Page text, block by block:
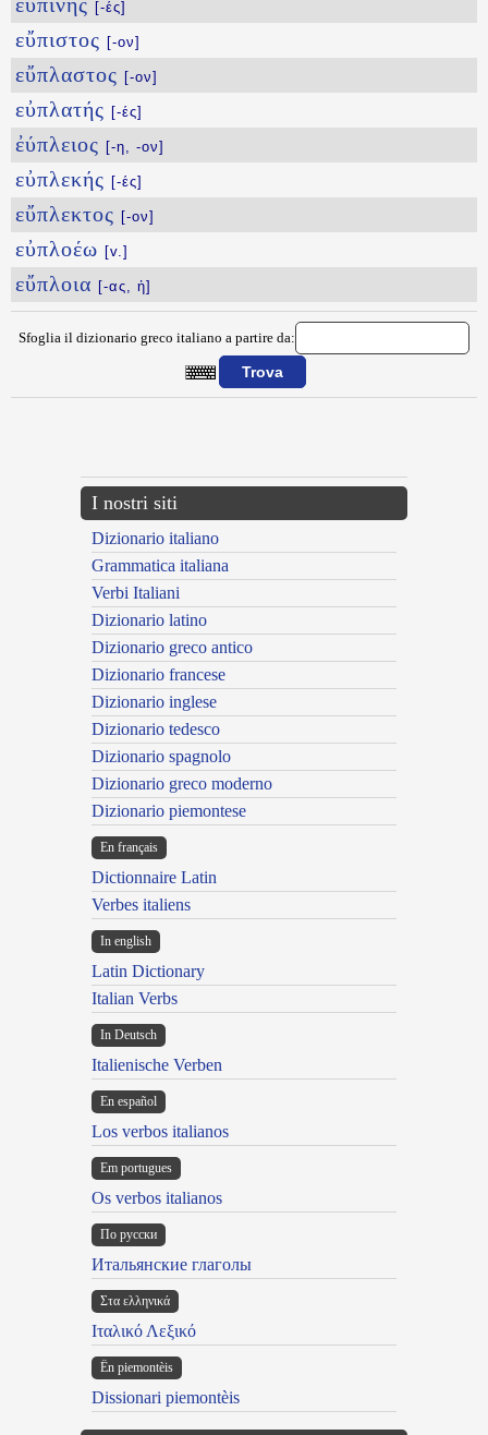
[-ές]
εὔπιστος [-ον]
εὔπλαστος [-ον]
εὐπλατής [-ές]
ἐύπλειος [-η, -ον]
εὐπλεκής [-ές]
εὔπλεκτος [-ον]
εὐπλοέω [v.]
εὔπλοια [-ας, ἡ]
Sfoglia il dizionario greco italiano a partire da:
I nostri siti
Dizionario italiano
Grammatica italiana
Verbi Italiani
Dizionario latino
Dizionario greco antico
Dizionario francese
Dizionario inglese
Dizionario tedesco
Dizionario spagnolo
Dizionario greco moderno
Dizionario piemontese
En français
Dictionnaire Latin
Verbes italiens
In english
Latin Dictionary
Italian Verbs
In Deutsch
Italienische Verben
En español
Los verbos italianos
Em portugues
Os verbos italianos
По русски
Итальянские глаголы
Στα ελληνικά
Ιταλικό Λεξικό
Ën piemontèis
Dissionari piemontèis